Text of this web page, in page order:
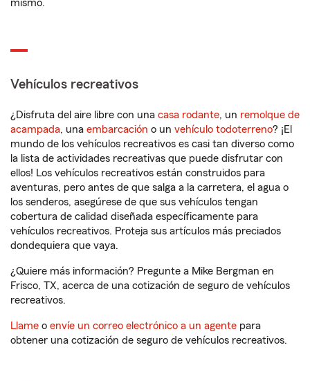
mismo.
Vehículos recreativos
¿Disfruta del aire libre con una casa rodante, un remolque de
acampada, una embarcación o un vehículo todoterreno? ¡El
mundo de los vehículos recreativos es casi tan diverso como
la lista de actividades recreativas que puede disfrutar con
ellos! Los vehículos recreativos están construidos para
aventuras, pero antes de que salga a la carretera, el agua o
los senderos, asegúrese de que sus vehículos tengan
cobertura de calidad diseñada específicamente para
vehículos recreativos. Proteja sus artículos más preciados
dondequiera que vaya.
¿Quiere más información? Pregunte a Mike Bergman en
Frisco, TX, acerca de una cotización de seguro de vehículos
recreativos.
Llame o envíe un correo electrónico a un agente para
obtener una cotización de seguro de vehículos recreativos.